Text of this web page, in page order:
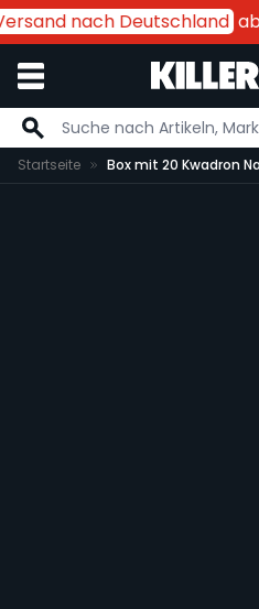
nach Deutschlandab
Zum Inhalt springen
Startseite Box mit 20 Kwadron